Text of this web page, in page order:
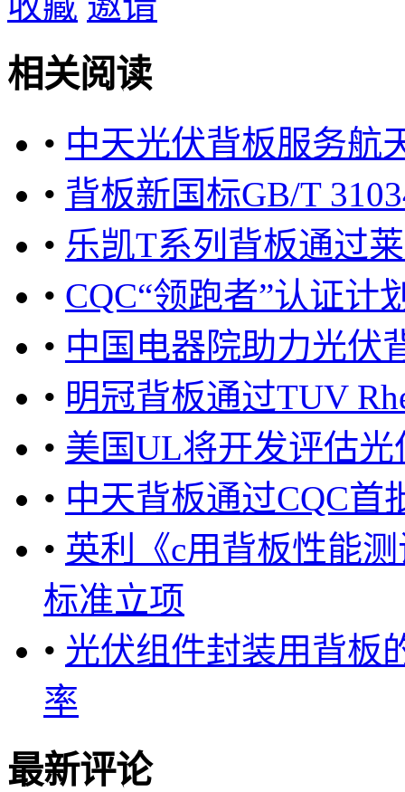
相关阅读
• 中天光伏背板服务航
• 背板新国标GB/T
• 乐凯T系列背板通过
• CQC“领跑者”认证计
• 中国电器院助力光伏
• 明冠背板通过TUV
• 美国UL将开发评估
• 中天背板通过CQC首
• 英利《c用背板性能
标准立项
• 光伏组件封装用背板
率
最新评论